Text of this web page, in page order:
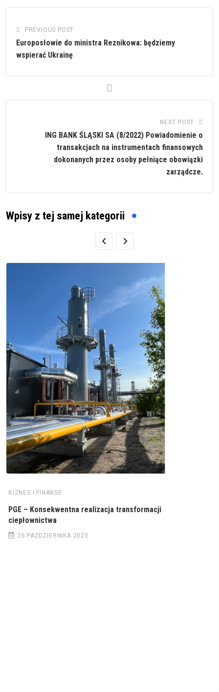
PREVIOUS POST
Europosłowie do ministra Reznikowa: będziemy
wspierać Ukrainę
NEXT POST
ING BANK ŚLĄSKI SA (8/2022) Powiadomienie o
transakcjach na instrumentach finansowych
dokonanych przez osoby pełniące obowiązki
zarządcze.
Wpisy z tej samej kategorii
BIZNES I FINANSE
PGE – Konsekwentna realizacja transformacji
ciepłownictwa
26 PAŹDZIERNIKA 2023